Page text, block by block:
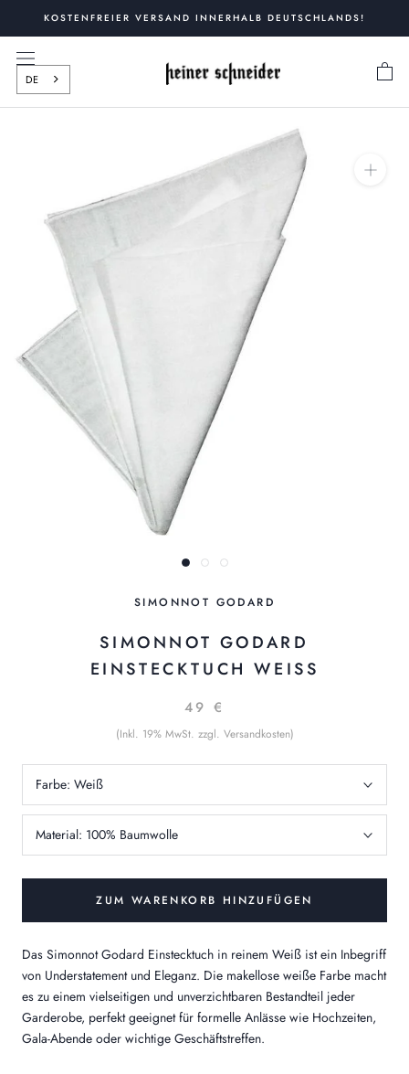
springen
KOSTENFREIER VERSAND INNERHALB DEUTSCHLANDS!
DE
SIMONNOT GODARD
SIMONNOT GODARD
EINSTECKTUCH WEISS
49 €
(Inkl. 19% MwSt. zzgl. Versandkosten)
Farbe: Weiß
Material: 100% Baumwolle
ZUM WARENKORB HINZUFÜGEN
Das Simonnot Godard Einstecktuch in reinem Weiß ist ein Inbegriff
von Understatement und Eleganz. Die makellose weiße Farbe macht
es zu einem vielseitigen und unverzichtbaren Bestandteil jeder
Garderobe, perfekt geeignet für formelle Anlässe wie Hochzeiten,
Gala-Abende oder wichtige Geschäftstreffen.